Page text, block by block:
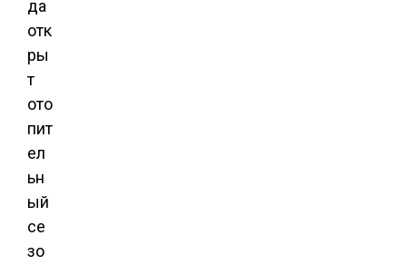
да
отк
ры
т
ото
пит
ел
ьн
ый
се
зо